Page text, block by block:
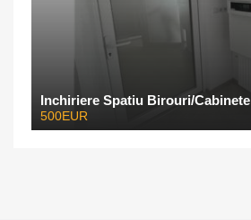
Inchiriere Spatiu Birouri/Cabinete
500EUR